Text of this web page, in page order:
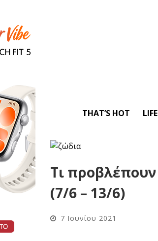
THAT’S HOT LIFE
Τι
(7/6 – 13/6)
7 Ιουνίου 2021